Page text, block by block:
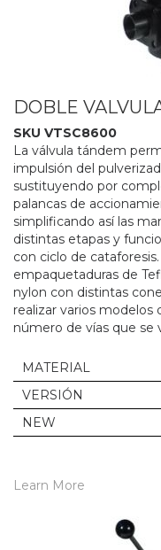
DOBLE
SKU VTSC8600
La válvula tándem
impulsión del
sustituyendo por
palancas de
simplificando así las
distintas etapas y
con ciclo de
empaquetaduras de
nylon con distintas
realizar varios modelos
número de vías que se
MATERIAL
VERSIÓN
NEW
Learn More